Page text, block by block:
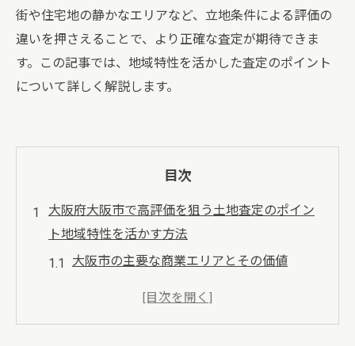
街や住宅地の静かなエリアなど、立地条件による評価の
違いを押さえることで、より正確な査定が期待できま
す。この記事では、地域特性を活かした査定のポイント
について詳しく解説します。
目次
大阪府大阪市で高評価を狙う土地査定のポイン
ト地域特性を活かす方法
大阪市の主要な商業エリアとその価値
住宅地における静かなエリアの市場価値